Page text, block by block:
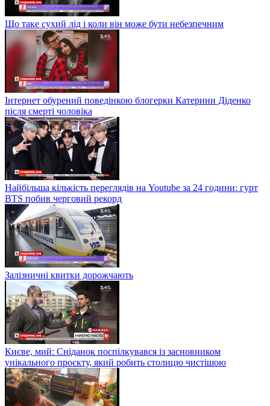
Що таке сухий лід і коли він може бути небезпечним
Інтернет обурений поведінкою блогерки Катерини Діденко
після смерті чоловіка
Найбільша кількість переглядів на Youtube за 24 години: гурт
BTS побив черговий рекорд
Залізничні квитки дорожчають
Києве, мий: Сніданок поспілкувався із засновником
унікального проєкту, який робить столицю чистішою